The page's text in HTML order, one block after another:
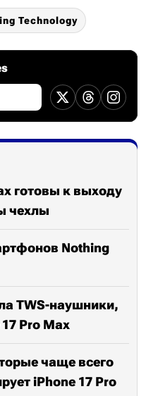
Technology
готовы к выходу
чехлы
Nothing
TWS-наушники,
Pro Max
чаще всего
iPhone 17 Pro